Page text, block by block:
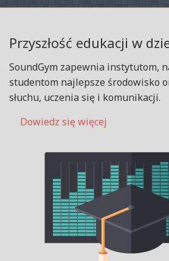
Przyszłość edukacji w
SoundGym zapewnia instytutom,
studentom najlepsze środowisko
słuchu, uczenia się i komunikacji.
Dowiedz się więcej